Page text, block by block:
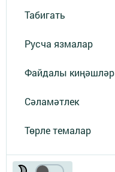
Табигать
Русча язмалар
Файдалы киңәшләр
Сәламәтлек
Төрле темалар